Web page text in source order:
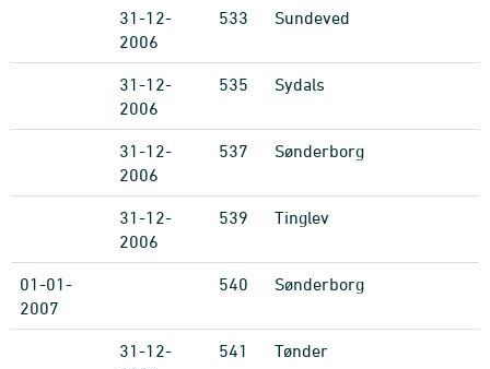
31-12-
2006
533 Sundeved
31-12-
2006
535 Sydals
31-12-
2006
537 Sønderborg
31-12-
2006
539 Tinglev
01-01-
2007
540 Sønderborg
31-12-
541 Tønder